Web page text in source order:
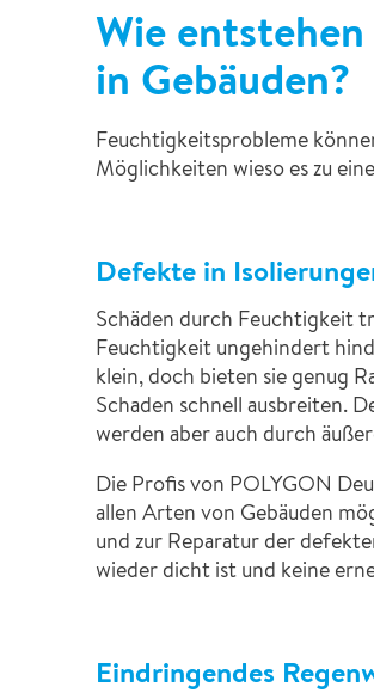
Wie
in Gebäuden?
Feuchtigkeitsprobleme
Möglichkeiten wieso es zu
Defekte in
Schäden durch Feuchtigkeit
Feuchtigkeit ungehindert
klein, doch bieten sie genug
Schaden schnell ausbreiten.
werden aber auch durch
Die Profis von POLYGON
allen Arten von Gebäuden
und zur Reparatur der
wieder dicht ist und keine
Eindringendes